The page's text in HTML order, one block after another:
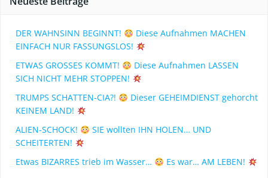
DER WAHNSINN BEGINNT!
Diese Aufnahmen MACHEN
EINFACH NUR FASSUNGSLOS!
ETWAS GROSSES KOMMT!
Diese Aufnahmen LASSEN
SICH NICHT MEHR STOPPEN!
TRUMPS SCHATTEN-CIA?!
Dieser GEHEIMDIENST gehorcht
KEINEM LAND!
ALIEN-SCHOCK!
SIE wollten IHN HOLEN… UND
SCHEITERTEN!
Etwas BIZARRES trieb im Wasser…
Es war… AM LEBEN!